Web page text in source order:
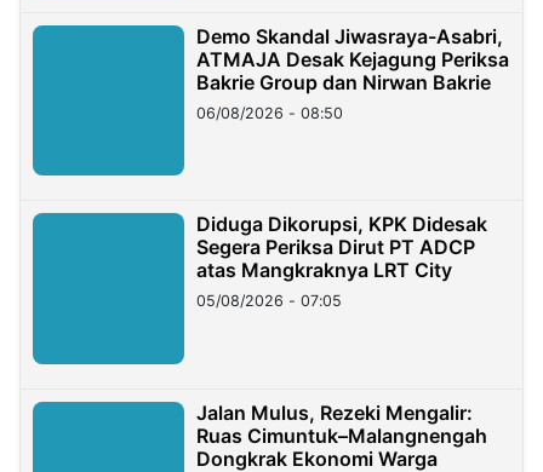
Demo Skandal Jiwasraya-Asabri,
ATMAJA Desak Kejagung Periksa
Bakrie Group dan Nirwan Bakrie
06/08/2026 - 08:50
Diduga Dikorupsi, KPK Didesak
Segera Periksa Dirut PT ADCP
atas Mangkraknya LRT City
05/08/2026 - 07:05
Jalan Mulus, Rezeki Mengalir:
Ruas Cimuntuk–Malangnengah
Dongkrak Ekonomi Warga